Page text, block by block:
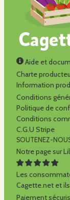
Aide et
Charte
Information
Conditions
Politique de
Conditions
C.G.U Stripe
SOUTENEZ-
Notre page sur
Les
Cagette.net et
Paiement